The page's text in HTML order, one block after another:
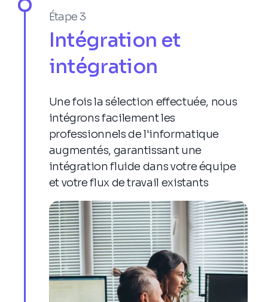
- Mettre en œuvre des politiques, des
normes et des procédures de sécurité pour
assurer la conformité du secteur et les
meilleures pratiques
- Établir un plan de réponse aux incidents
sécurité, les incidents ou les violations de
données
- Sélectionner, déployer et gérer des
technologies telles que des pare-feux, des
systèmes de détection d'intrusion, des
antivirus et des outils de chiffrement
Analyste Business Junior
- Analyser les modèles de données et en
Étape 3
Intégration et
intégration
Une fois la sélection effectuée, nous
intégrons facilement les
professionnels de l'informatique
augmentés, garantissant une
intégration fluide dans votre équipe
et votre flux de travail existants